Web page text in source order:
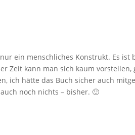
ein menschliches Konstrukt. Es ist
Zeit kann man sich kaum vorstellen,
ich hätte das Buch sicher auch
noch nichts – bisher. 🙂